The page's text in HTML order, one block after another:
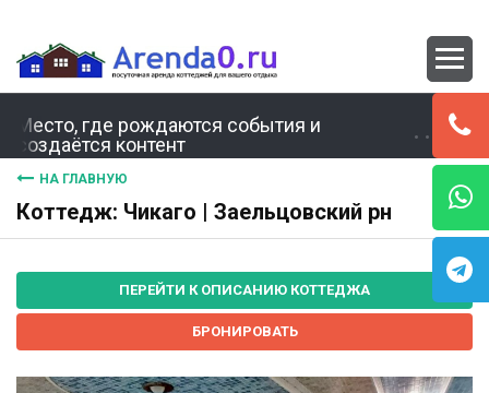
Место, где рождаются события и
создаётся контент
НА ГЛАВНУЮ
Коттедж: Чикаго | Заельцовский рн
ПЕРЕЙТИ К ОПИСАНИЮ КОТТЕДЖА
БРОНИРОВАТЬ